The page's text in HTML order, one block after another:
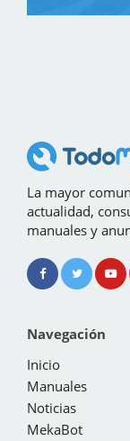
La mayor
actualidad,
manuales y
Navegación
Inicio
Manuales
Noticias
MekaBot